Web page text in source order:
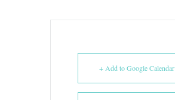
+ Add to Google Calendar